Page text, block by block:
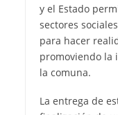
y el Estado
sectores
para hacer
promoviendo la
la comuna.
La entrega de